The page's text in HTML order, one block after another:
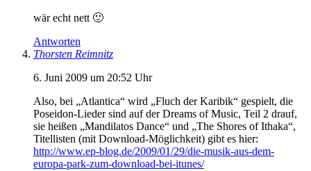
wär echt nett 🙂
Antworten
Thorsten Reimnitz
6. Juni 2009 um 20:52 Uhr
Also, bei „Atlantica“ wird „Fluch der Karibik“ gespielt, die
Poseidon-Lieder sind auf der Dreams of Music, Teil 2 drauf,
sie heißen „Mandilatos Dance“ und „The Shores of Ithaka“,
Titellisten (mit Download-Möglichkeit) gibt es hier:
http://www.ep-blog.de/2009/01/29/die-musik-aus-dem-
europa-park-zum-download-bei-itunes/